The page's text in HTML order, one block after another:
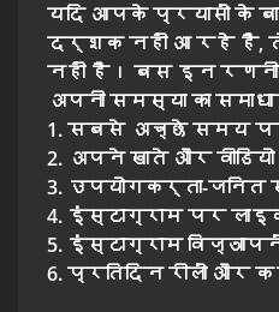
यदि आपके प्रयासों के
दर्शक नहीं आ रहे हैं,
नहीं है। बस इन
अपनी समस्या का
1. सबसे अच्छे समय पर
2. अपने खाते और
3. उपयोगकर्ता-जनित
4. इंस्टाग्राम पर
5. इंस्टाग्राम
6. प्रतिदिन रीलों और